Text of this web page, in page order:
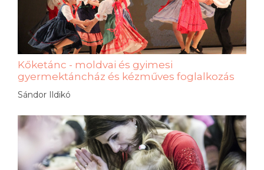
Kőketánc - moldvai és gyimesi
gyermektáncház és kézműves foglalkozás
Sándor Ildikó